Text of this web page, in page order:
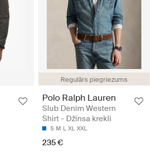
Regulārs piegriezums
Polo Ralph Lauren
Slub Denim Western
Shirt - Džinsa krekli
S M L XL XXL
235 €